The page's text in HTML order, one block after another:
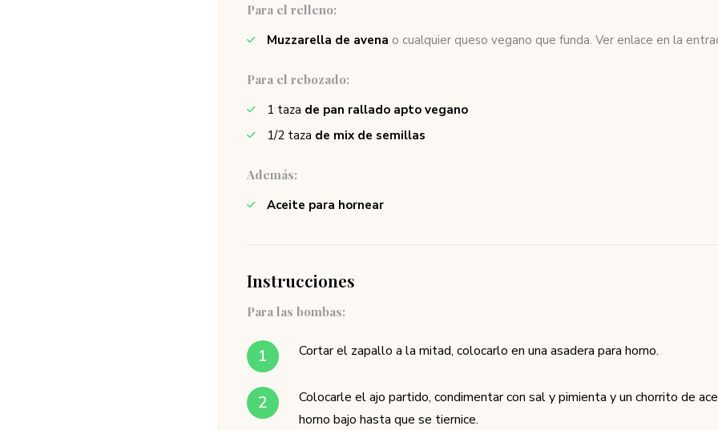
Para el relleno:
Muzzarella de avena o cualquier queso vegano que funda. Ver enlace en la
Para el rebozado:
1 taza de pan rallado apto vegano
1/2 taza de mix de semillas
Además:
Aceite para hornear
Instrucciones
Para las bombas:
Cortar el zapallo a la mitad, colocarlo en una asadera para horno.
Colocarle el ajo partido, condimentar con sal y pimienta y un chorrito de
horno bajo hasta que se tiernice.